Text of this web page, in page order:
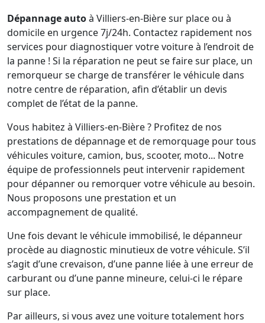
Dépannage autoà Villiers-en-Bière sur place ou à
domicile en urgence 7j/24h. Contactez rapidement nos
services pour diagnostiquer votre voiture à l’endroit de
la panne ! Si la réparation ne peut se faire sur place, un
remorqueur se charge de transférer le véhicule dans
notre centre de réparation, afin d’établir un devis
complet de l’état de la panne.
Vous habitez à Villiers-en-Bière ? Profitez de nos
prestations de dépannage et de remorquage pour tous
véhicules voiture, camion, bus, scooter, moto... Notre
équipe de professionnels peut intervenir rapidement
pour dépanner ou remorquer votre véhicule au besoin.
Nous proposons une prestation et un
accompagnement de qualité.
Une fois devant le véhicule immobilisé, le dépanneur
procède au diagnostic minutieux de votre véhicule. S’il
s’agit d’une crevaison, d’une panne liée à une erreur de
carburant ou d’une panne mineure, celui-ci le répare
sur place.
Par ailleurs, si vous avez une voiture totalement hors